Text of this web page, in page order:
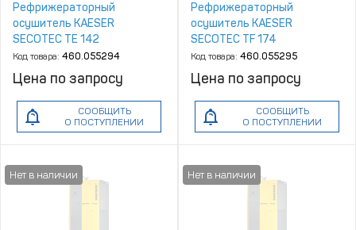
Рефрижераторный
осушитель KAESER
SECOTEC TE 142
Код товара: 460.055294
Цена по запросу
СООБЩИТЬ
О ПОСТУПЛЕНИИ
Рефрижераторный
осушитель KAESER
SECOTEC TF 174
Код товара: 460.055295
Цена по запросу
СООБЩИТЬ
О ПОСТУПЛЕНИИ